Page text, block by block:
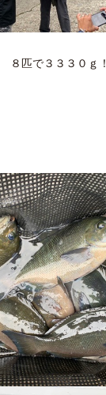
８匹で３３３０ｇ！